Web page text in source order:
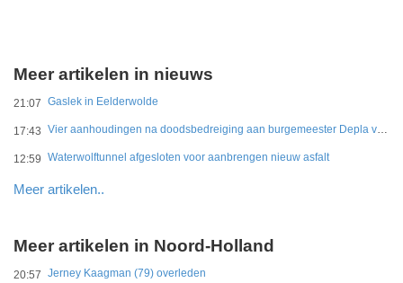
Meer artikelen in nieuws
21:07 Gaslek in Eelderwolde
17:43 Vier aanhoudingen na doodsbedreiging aan burgemeester Depla van Breda
12:59 Waterwolftunnel afgesloten voor aanbrengen nieuw asfalt
Meer artikelen..
Meer artikelen in Noord-Holland
20:57 Jerney Kaagman (79) overleden